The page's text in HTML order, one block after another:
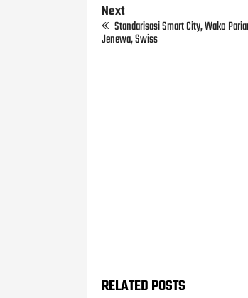
Next
Standarisasi Smart City, Wako
Jenewa, Swiss
RELATED POSTS